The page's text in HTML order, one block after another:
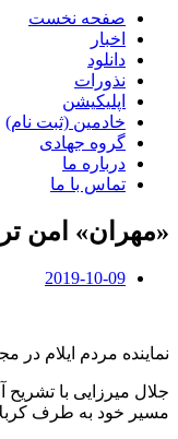
صفحه نخست
اخبار
دانلود
نذورات
اپلیکیشن
خادمین (ثبت نام)
گروه جهادی
درباره ما
تماس با ما
«مهران» امن
2019-10-09
نماینده مردم ایلام
جلال میرزایی با
مسیر خود به طرف